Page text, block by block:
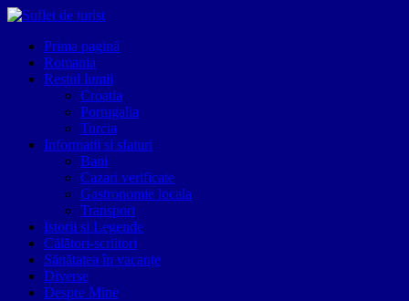
Prima pagină
Romania
Restul lumii
Croatia
Portugalia
Turcia
Informatii si sfaturi
Bani
Cazari verificate
Gastronomie locala
Transport
Istorii si Legende
Călători-scriitori
Sănătatea în vacanțe
Diverse
Despre Mine